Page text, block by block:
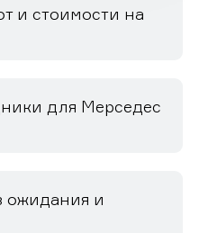
и стоимости на
для Мерседес
ожидания и